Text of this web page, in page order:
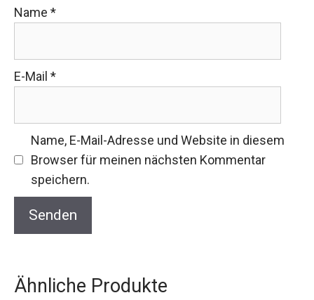
Name *
E-Mail *
Name, E-Mail-Adresse und Website in diesem
Browser für meinen nächsten Kommentar
speichern.
Ähnliche Produkte